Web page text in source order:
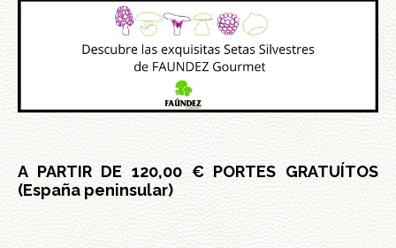
A PARTIR DE 120,00 € PORTES GRATUÍTOS
(España peninsular)